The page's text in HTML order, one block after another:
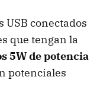
USB conectados
que tengan la
5W de potencia
potenciales